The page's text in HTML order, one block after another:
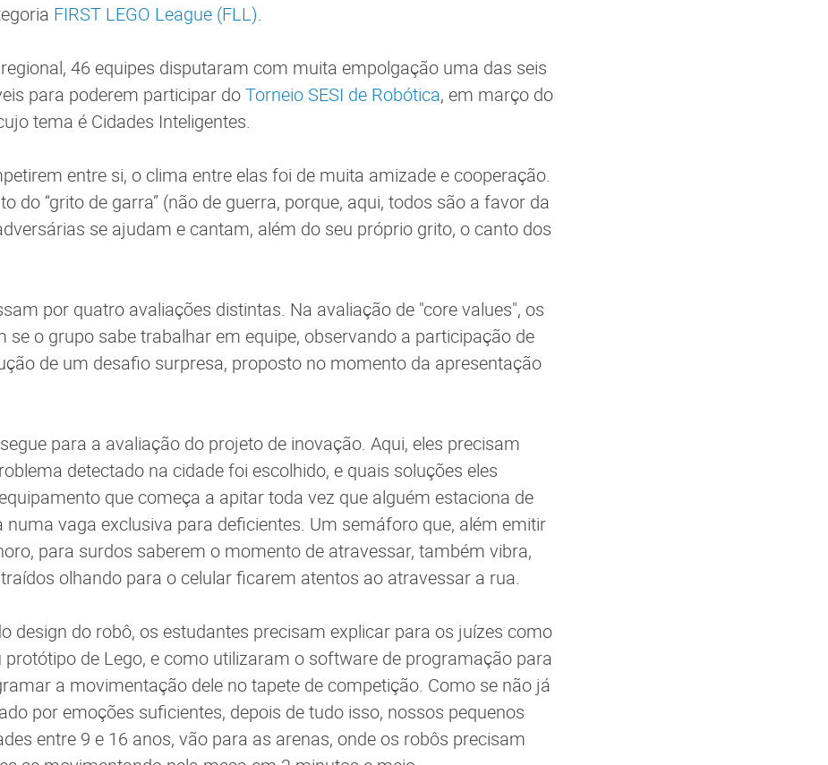
FIRST LEGO League (FLL).
46 equipes disputaram com muita empolgação uma das seis
para poderem participar doTorneio SESI de Robótica, em março do
tema é Cidades Inteligentes.
entre si, o clima entre elas foi de muita amizade e cooperação.
do “grito de garra” (não de guerra, porque, aqui, todos são a favor da
se ajudam e cantam, além do seu próprio grito, o canto dos
por quatro avaliações distintas. Na avaliação de "core values", os
se o grupo sabe trabalhar em equipe, observando a participação de
de um desafio surpresa, proposto no momento da apresentação
para a avaliação do projeto de inovação. Aqui, eles precisam
detectado na cidade foi escolhido, e quais soluções eles
que começa a apitar toda vez que alguém estaciona de
vaga exclusiva para deficientes. Um semáforo que, além emitir
para surdos saberem o momento de atravessar, também vibra,
olhando para o celular ficarem atentos ao atravessar a rua.
design do robô, os estudantes precisam explicar para os juízes como
de Lego, e como utilizaram o software de programação para
a movimentação dele no tapete de competição. Como se não já
por emoções suficientes, depois de tudo isso, nossos pequenos
entre 9 e 16 anos, vão para as arenas, onde os robôs precisam